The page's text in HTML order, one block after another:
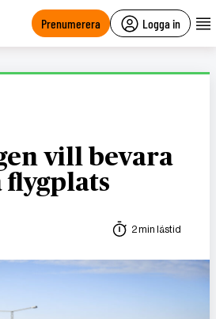
Prenumerera Logga in
vill bevara
flygplats
2 min lästid